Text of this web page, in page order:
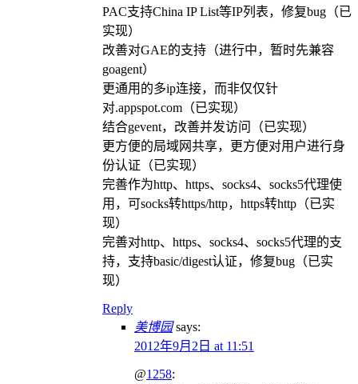
PAC支持China IP List等IP列表，修复bug（已
实现）
改善对GAE的支持（进行中，暂时先兼容
goagent）
更通用的多ip连接，而非仅仅针
对.appspot.com（已实现）
结合gevent，改善并发访问（已实现）
更方便的局域网共享，更方便对用户进行身
份认证（已实现）
完善作为http、https、socks4、socks5代理使
用，可socks转https/http，https转http（已实
现）
完善对http、https、socks4、socks5代理的支
持，支持basic/digest认证，修复bug（已实
现）
Reply
美博园 says:
2012年9月2日 at 11:51
@1258: